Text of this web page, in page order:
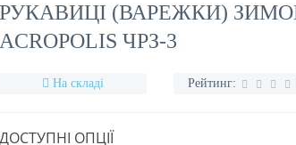
РУКАВИЦІ (ВАРЕЖКИ)
ACROPOLIS ЧРЗ-3
На складі Рейтинг:
ДОСТУПНІ ОПЦІЇ